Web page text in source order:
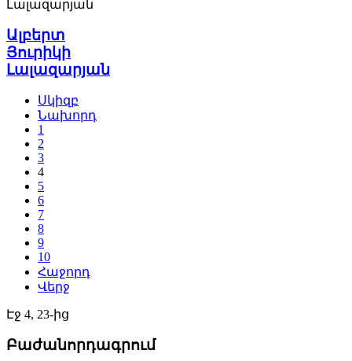
Ալբերտ
Յուրիկի
Լալազարյան
Սկիզբ
Նախորդ
1
2
3
4
5
6
7
8
9
10
Հաջորդ
Վերջ
Էջ 4, 23-ից
Բաժանորդագրում